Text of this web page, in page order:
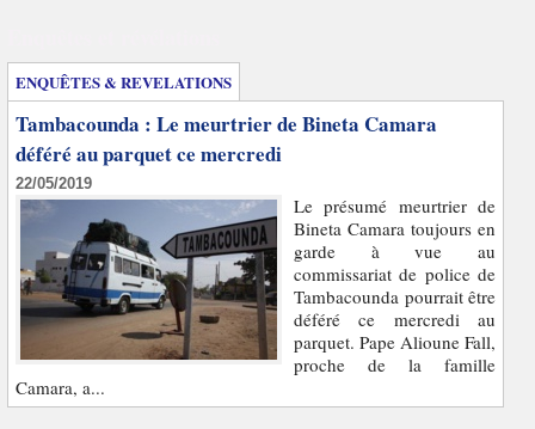
ENQUÊTES & REVELATIONS
Tambacounda : Le meurtrier de Bineta Camara
déféré au parquet ce mercredi
22/05/2019
Le présumé meurtrier de
Bineta Camara toujours en
garde à vue au
commissariat de police de
Tambacounda pourrait être
déféré ce mercredi au
parquet. Pape Alioune Fall,
proche de la famille
Camara, a...